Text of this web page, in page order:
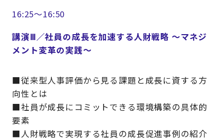
16:25～16:50
講演Ⅲ／社員の成長を加速する人財戦略 ～マネジ
メント変革の実践～
■従来型人事評価から見る課題と成長に資する方
向性とは
■社員が成長にコミットできる環境構築の具体的
要素
■人財戦略で実現する社員の成長促進事例の紹介